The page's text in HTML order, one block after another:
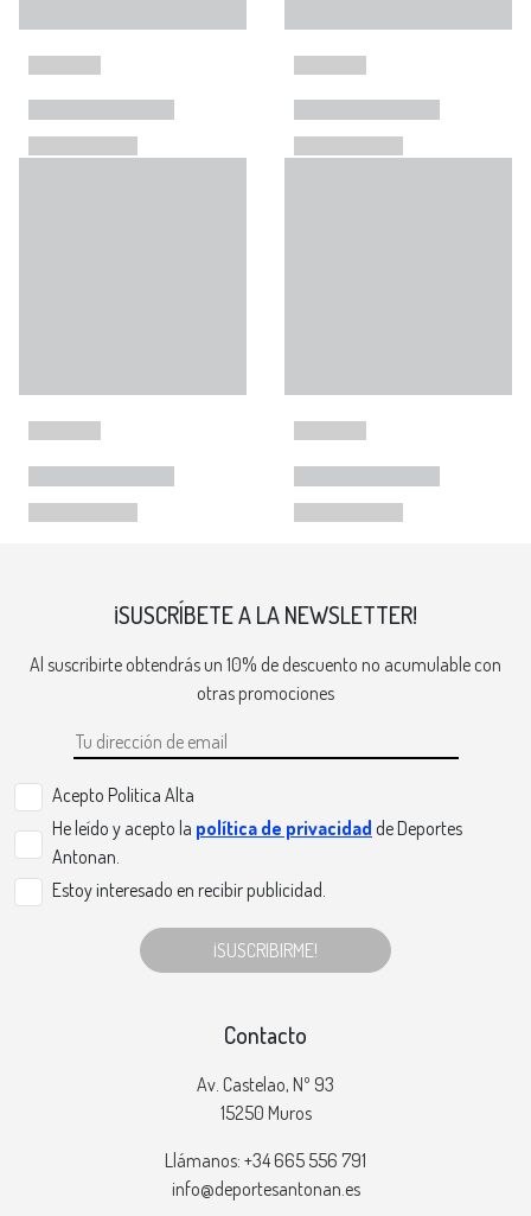
¡SUSCRÍBETE A LA NEWSLETTER!
Al suscribirte obtendrás un 10% de descuento no acumulable con
otras promociones
Acepto Politica Alta
He leído y acepto la política de privacidad de Deportes
Antonan.
Estoy interesado en recibir publicidad.
¡SUSCRIBIRME!
Contacto
Av. Castelao, Nº 93
15250 Muros
Llámanos: +34 665 556 791
info@deportesantonan.es